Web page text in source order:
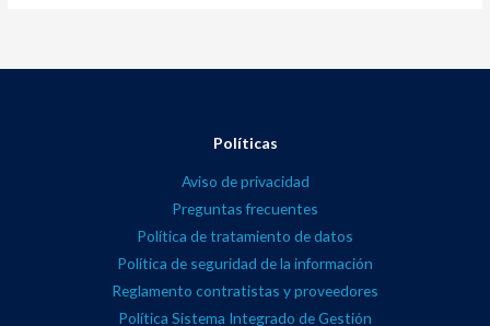
Políticas
Aviso de privacidad
Preguntas frecuentes
Política de tratamiento de datos
Política de seguridad de la información
Reglamento contratistas y proveedores
Política Sistema Integrado de Gestión